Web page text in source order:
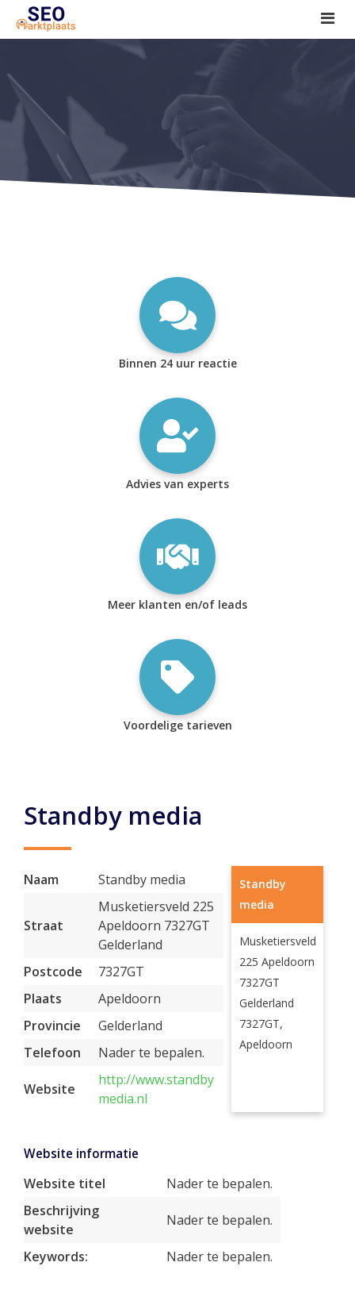
SEO tools reviews
Marketeer bij jou in de buurt?
Offerte
1. Seo voor beginners +
2. Onderzoeken +
Binnen 24 uur reactie
Advies van experts
Meer klanten en/of leads
Voordelige tarieven
Standby media
Naam Standby media
Straat
Musketiersveld 225
Apeldoorn 7327GT
Gelderland
Postcode
7327GT
Plaats
Apeldoorn
Provincie
Gelderland
Telefoon
Nader te bepalen.
Website
http://www.standby
media.nl
Standby
media
Musketiersveld
225 Apeldoorn
7327GT
Gelderland
7327GT,
Apeldoorn
Website informatie
Website titel
Nader te bepalen.
Beschrijving
website
Nader te bepalen.
Keywords: Nader te bepalen.